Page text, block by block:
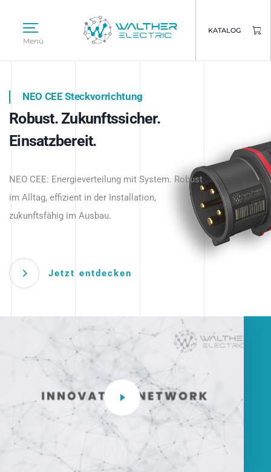
Menü
KATALOG
Intelligente Stromverteilung
beginnt hier.
NEO CEE Steckvorrichtung
Robust. Zukunftssicher.
Einsatzbereit.
NEO CEE: Energieverteilung mit System. Robust
im Alltag, effizient in der Installation,
zukunftsfähig im Ausbau.
Jetzt entdecken
Intelligenz trifft Energie.
Anwendungen – robust, IP-geschützt und
zukunftsfähig.